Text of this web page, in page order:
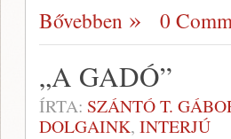
Bővebben 0
„A GADÓ”
ÍRTA: SZÁNTÓ T.
DOLGAINK, INTERJÚ